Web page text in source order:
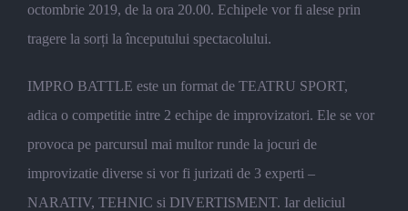
octombrie 2019, de la ora 20.00. Echipele vor fi alese prin
tragere la sorți la începutului spectacolului.
IMPRO BATTLE este un format de TEATRU SPORT,
adica o competitie intre 2 echipe de improvizatori. Ele se vor
provoca pe parcursul mai multor runde la jocuri de
improvizatie diverse si vor fi jurizati de 3 experti –
NARATIV, TEHNIC si DIVERTISMENT. Iar deliciul